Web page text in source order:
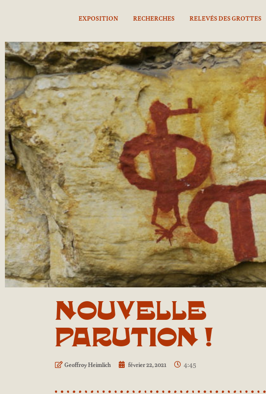
EXPOSITION RECHERCHES RELEVÉS DES GROTTES
NOUVELLE
PARUTION !
Geoffroy Heimlich février 22, 2021 4:45